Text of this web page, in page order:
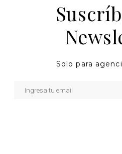
Solo para